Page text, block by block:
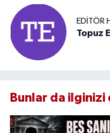
EDITÖR
Topuz
Bunlar da ilginizi